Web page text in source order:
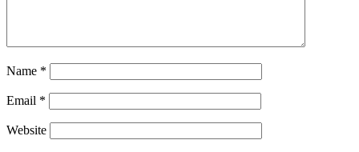
Name *
Email *
Website